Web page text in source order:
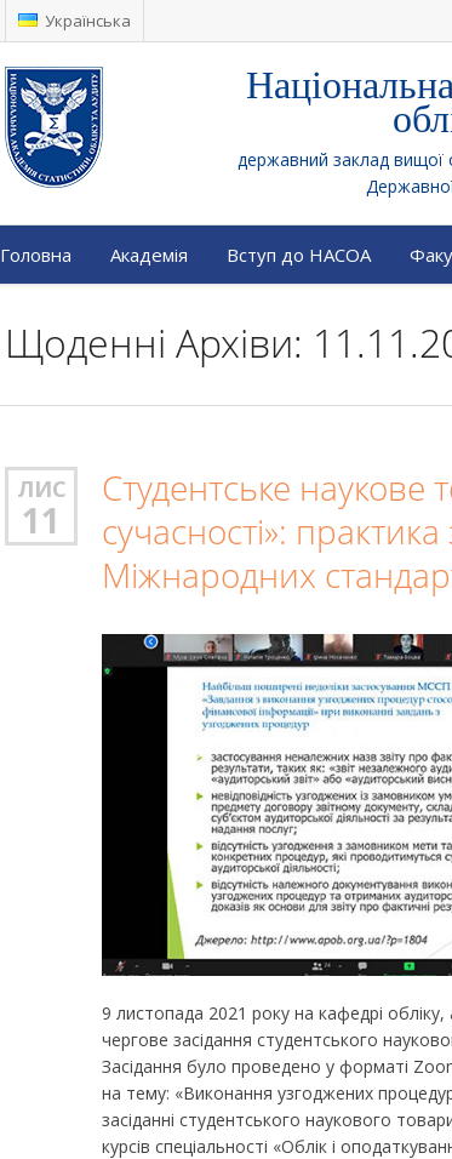
Українська
державний заклад вищої
Головна Академія Вступ до НАСОА
Щоденні Архіви:
ЛИС
11
Студентське наукове
сучасності»:
Міжнародних
9 листопада 2021 року на кафедрі
чергове засідання студентського
Засідання було проведено у форматі
на тему: «Виконання узгоджених
засіданні студентського наукового
курсів спеціальності «Облік і